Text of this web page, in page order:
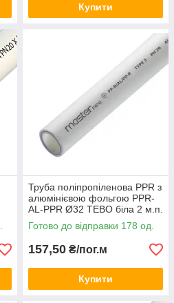
Купити
Труба поліпропіленова PPR з
алюмінієвою фольгою PPR-
AL-PPR Ø32 TEBO біла 2 м.п.
Готово до відправки 178 од.
157,50 ₴/пог.м
Купити